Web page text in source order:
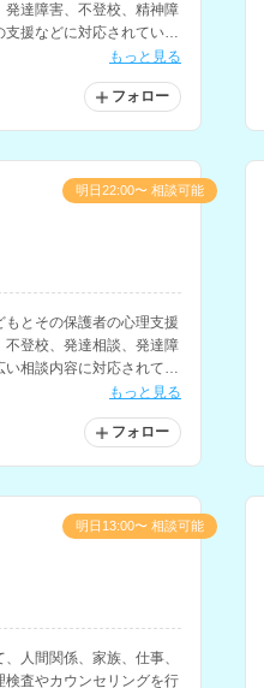
達障害、不登校、精神障
援などに対応されていま
もっと見る
フォロー
とその保護者の心理支援
登校、発達相談、発達障
相談内容に対応されてい
もっと見る
フォロー
明日22:00〜 相談可能
人間関係、家族、仕事、
査やカウンセリングを行
明日13:00〜 相談可能